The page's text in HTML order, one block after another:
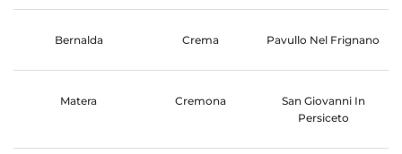
Bernalda Crema Pavullo Nel Frignano
Matera Cremona
San Giovanni In
Persiceto